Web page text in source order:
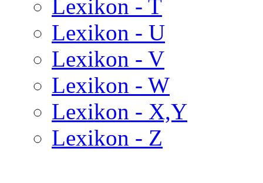
Lexikon - T
Lexikon - U
Lexikon - V
Lexikon - W
Lexikon - X,Y
Lexikon - Z